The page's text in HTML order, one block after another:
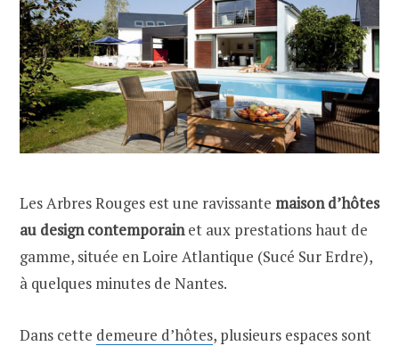
Les Arbres Rouges est une ravissante maison d’hôtes
au design contemporainet aux prestations haut de
gamme, située en Loire Atlantique (Sucé Sur Erdre),
à quelques minutes de Nantes.
Dans cette demeure d’hôtes, plusieurs espaces sont